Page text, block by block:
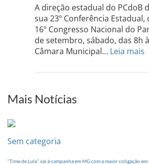
A direção estadual do PCdoB
sua 23º Conferência
16º Congresso Nacional do
de setembro, sábado, das 8h
Câmara Municipal… Leia mais
Mais Notícias
Sem categoria
“Time de Lula” vai à campanha em MG com a maior coligação